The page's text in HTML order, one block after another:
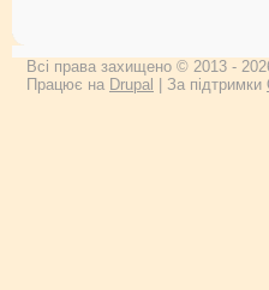
Всі права захищено © 2013 -
Працює на Drupal | За підтримки